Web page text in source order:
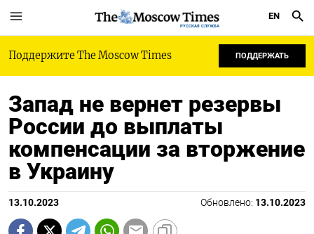
РУССКАЯ СЛУЖБА
EN
Поддержите The Moscow Times ПОДДЕРЖАТЬ
Запад не вернет резервы
России до выплаты
компенсации за вторжение
в Украину
13.10.2023 Обновлено: 13.10.2023